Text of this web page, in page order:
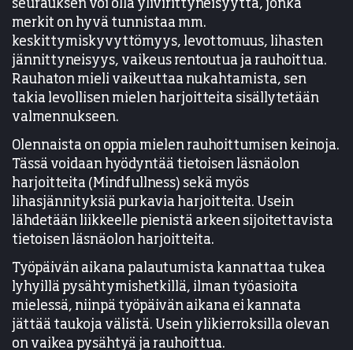
seurauksen voi olla ylivirittyneisyyttä, jonka
merkit on hyvä tunnistaa mm.
keskittymiskyvyttömyys, levottomuus, lihasten
jännittyneisyys, vaikeus rentoutua ja rauhoittua.
Rauhaton mieli vaikeuttaa nukahtamista, sen
takia levollisen mielen harjoitteita sisällytetään
valmennukseen.
Olennaista on oppia mielen rauhoittumisen keinoja.
Tässä voidaan hyödyntää tietoisen läsnäolon
harjoitteita (Mindfullness) sekä myös
lihasjännityksiä purkavia harjoitteita. Usein
lähdetään liikkeelle pienistä arkeen sijoitettavista
tietoisen läsnäolon harjoitteita.
Työpäivän aikana palautumista kannattaa tukea
lyhyillä pysähtymishetkillä, ilman työasioita
mielessä, niinpä työpäivän aikana ei kannata
jättää taukoja välistä. Usein ylikierroksilla olevan
on vaikea pysähtyä ja rauhoittua.